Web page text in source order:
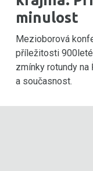
minulost
Mezioborová
příležitosti
zmínky rotundy na
a současnost.